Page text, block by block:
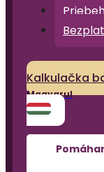
Kalkulačka
Magyarul